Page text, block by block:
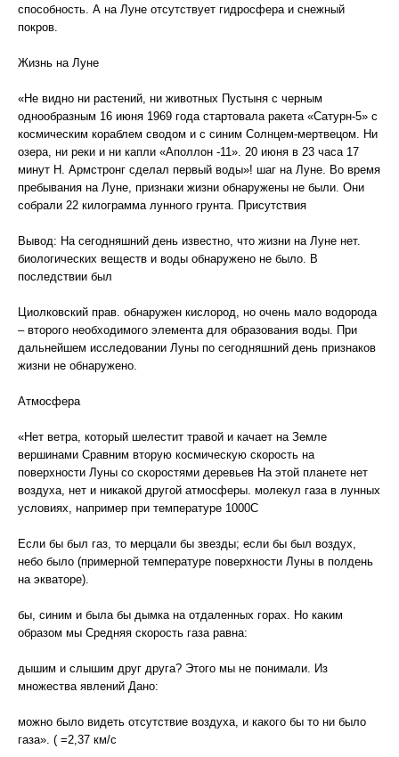
способность. А на Луне отсутствует гидросфера и снежный
покров.
Жизнь на Луне
«Не видно ни растений, ни животных Пустыня с черным
однообразным 16 июня 1969 года стартовала ракета «Сатурн-5» с
космическим кораблем сводом и с синим Солнцем-мертвецом. Ни
озера, ни реки и ни капли «Аполлон -11». 20 июня в 23 часа 17
минут Н. Армстронг сделал первый воды»! шаг на Луне. Во время
пребывания на Луне, признаки жизни обнаружены не были. Они
собрали 22 килограмма лунного грунта. Присутствия
Вывод: На сегодняшний день известно, что жизни на Луне нет.
биологических веществ и воды обнаружено не было. В
последствии был
Циолковский прав. обнаружен кислород, но очень мало водорода
– второго необходимого элемента для образования воды. При
дальнейшем исследовании Луны по сегодняшний день признаков
жизни не обнаружено.
Атмосфера
«Нет ветра, который шелестит травой и качает на Земле
вершинами Сравним вторую космическую скорость на
поверхности Луны со скоростями деревьев На этой планете нет
воздуха, нет и никакой другой атмосферы. молекул газа в лунных
условиях, например при температуре 1000С
Если бы был газ, то мерцали бы звезды; если бы был воздух,
небо было (примерной температуре поверхности Луны в полдень
на экваторе).
бы, синим и была бы дымка на отдаленных горах. Но каким
образом мы Средняя скорость газа равна:
дышим и слышим друг друга? Этого мы не понимали. Из
множества явлений Дано:
можно было видеть отсутствие воздуха, и какого бы то ни было
газа». ( =2,37 км/с